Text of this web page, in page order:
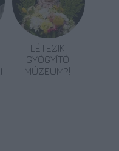
LÉTEZIK
GYÓGYÍTÓ
MÚZEUM?!